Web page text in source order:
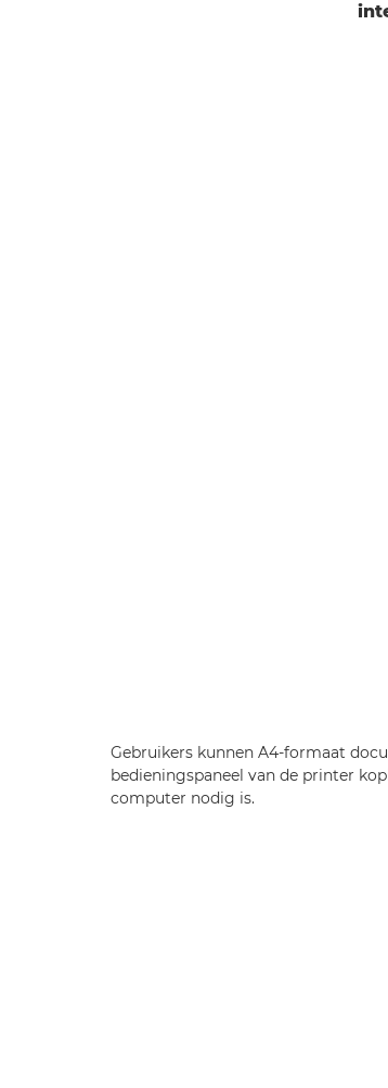
Gebruikers kunnen A4-formaat
bedieningspaneel van de printer
computer nodig is.